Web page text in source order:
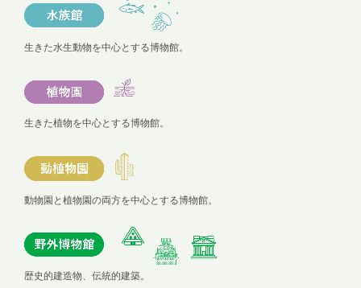
生きた水生動物を中心とする博物館。
生きた植物を中心とする博物館。
動物園と植物園の両方を中心とする博物館。
歴史的建造物、伝統的建築。